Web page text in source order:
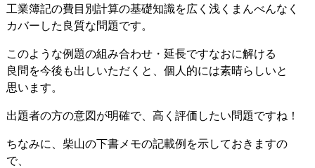
工業簿記の費目別計算の基礎知識を広く浅くまんべんなく
カバーした良質な問題です。
このような例題の組み合わせ・延長ですなおに解ける
良問を今後も出しいただくと、個人的には素晴らしいと
思います。
出題者の方の意図が明確で、高く評価したい問題ですね！
ちなみに、柴山の下書メモの記載例を示しておきますの
で、